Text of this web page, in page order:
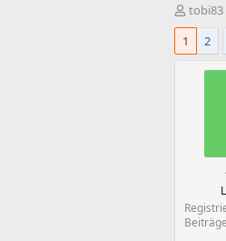
E
r
t
tobi83
1
2
Beiträge